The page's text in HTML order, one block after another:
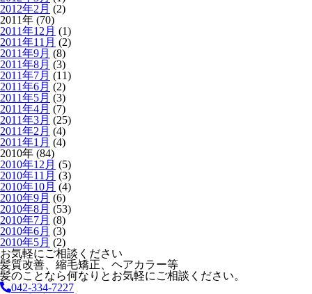
2012年2月 (2)
2011年 (70)
2011年12月 (1)
2011年11月 (2)
2011年9月 (8)
2011年8月 (3)
2011年7月 (11)
2011年6月 (2)
2011年5月 (3)
2011年4月 (7)
2011年3月 (25)
2011年2月 (4)
2011年1月 (4)
2010年 (84)
2010年12月 (5)
2010年11月 (3)
2010年10月 (4)
2010年9月 (6)
2010年8月 (53)
2010年7月 (8)
2010年6月 (3)
2010年5月 (2)
お気軽にご相談ください
髪質改善、縮毛矯正、ヘアカラー等
髪のことなら何なりとお気軽にご相談ください。
042-334-7227